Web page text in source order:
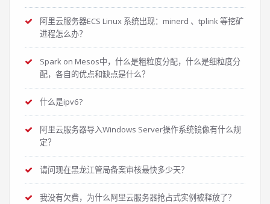
阿里云服务器ECS Linux 系统出现：minerd 、tplink 等挖矿
进程怎么办？
Spark on Mesos中，什么是粗粒度分配，什么是细粒度分
配，各自的优点和缺点是什么？
什么是ipv6?
阿里云服务器导入Windows Server操作系统镜像有什么规
定？
请问现在黑龙江管局备案审核最快多少天？
我没有欠费，为什么阿里云服务器抢占式实例被释放了？